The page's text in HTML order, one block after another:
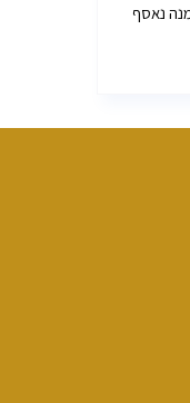
נאסף